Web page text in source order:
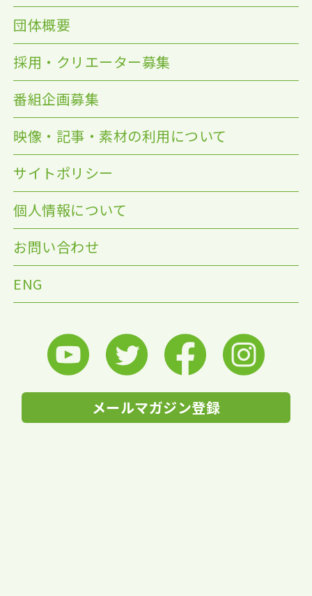
団体概要
採用・クリエーター募集
番組企画募集
映像・記事・素材の利用について
サイトポリシー
個人情報について
お問い合わせ
ENG
メールマガジン登録